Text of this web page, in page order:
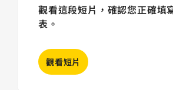
觀看這段短片，確認您正確填
表。
觀看短片